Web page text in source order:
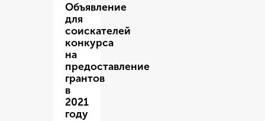
Объявление
для
соискателей
конкурса
на
предоставление
грантов
в
2021
году